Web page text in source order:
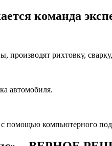
команда
рихтовку,
автомобиля.
помощью компьютерного